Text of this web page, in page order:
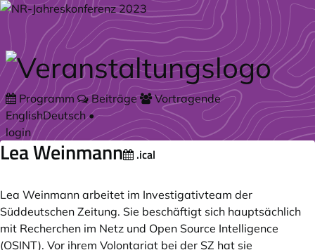
Zum Hauptteil springen
Programm Beiträge
Vortragende
EnglishDeutsch•
login
Lea Weinmann .ical
Lea Weinmann arbeitet im Investigativteam der
Süddeutschen Zeitung. Sie beschäftigt sich hauptsächlich
mit Recherchen im Netz und Open Source Intelligence
(OSINT). Vor ihrem Volontariat bei der SZ hat sie